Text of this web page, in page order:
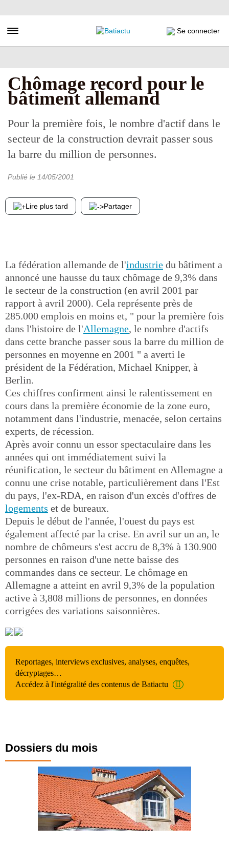
au
principal
Toggle navigation Se connecter
Chômage record pour le
bâtiment allemand
Pour la première fois, le nombre d'actif dans le
secteur de la construction devrait passer sous
la barre du million de personnes.
Publié le 14/05/2001
Lire plus tard Partager
La fédération allemande de l'industrie du bâtiment a
annoncé une hausse du taux chômage de 9,3% dans
le secteur de la construction (en avril 2001 par
rapport à avril 2000). Cela représente près de
285.000 emplois en moins et, " pour la première fois
dans l'histoire de l'Allemagne, le nombre d'actifs
dans cette branche passer sous la barre du million de
personnes en moyenne en 2001 " a averti le
président de la Fédération, Michael Knipper, à
Berlin.
Ces chiffres confirment ainsi le ralentissement en
cours dans la première économie de la zone euro,
notamment dans l'industrie, menacée, selon certains
experts, de récession.
Après avoir connu un essor spectaculaire dans les
années qui ont immédiatement suivi la
réunification, le secteur du bâtiment en Allemagne a
connu une crise notable, particulièrement dans l'Est
du pays, l'ex-RDA, en raison d'un excès d'offres de
logements et de bureaux.
Depuis le début de l'année, l'ouest du pays est
également affecté par la crise. En avril sur un an, le
nombre de chômeurs s'est accru de 8,3% à 130.900
personnes en raison d'une nette baisse des
commandes dans ce secteur. Le chômage en
Allemagne a atteint en avril 9,3% de la population
active à 3,808 millions de personnes, en données
corrigées des variations saisonnières.
Reportages, interviews exclusives, analyses, enquêtes,
décryptages…
Accédez à l'intégralité des contenus de Batiactu
Dossiers du mois